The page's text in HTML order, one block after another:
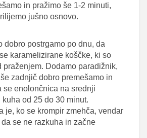
in pražimo še 1-2 minuti,
jušno osnovo.
dobro postrgamo po dnu, da
karamelizirane koščke, ki so
praženjem. Dodamo paradižnik,
zadnjič dobro premešamo in
se enolončnica na srednji
kuha od 25 do 30 minut.
je, ko se krompir zmehča, vendar
se ne razkuha in začne